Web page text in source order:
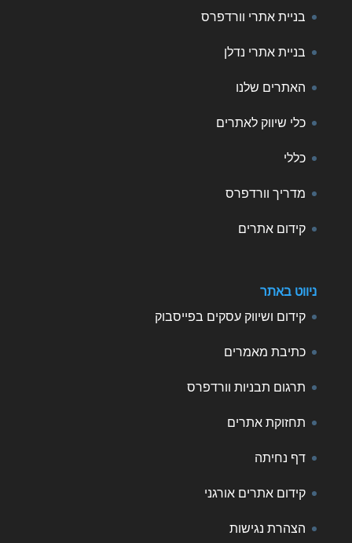
בניית אתרי וורדפרס
בניית אתרי נדלן
האתרים שלנו
כלי שיווק לאתרים
כללי
מדריך וורדפרס
קידום אתרים
ניווט באתר
קידום ושיווק עסקים בפייסבוק
כתיבת מאמרים
תרגום תבניות וורדפרס
תחזוקת אתרים
דף נחיתה
קידום אתרים אורגני
הצהרת נגישות